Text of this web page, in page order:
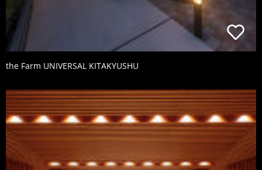
the Farm UNIVERSAL KITAKYUSHU